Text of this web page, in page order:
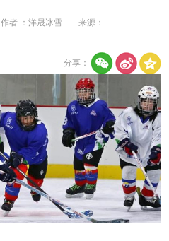
作者 ：洋晟冰雪
来源：
分享：